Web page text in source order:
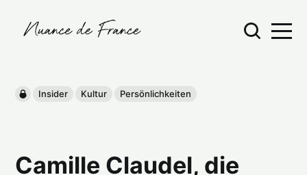
Insider Kultur Persönlichkeiten
Camille Claudel, die